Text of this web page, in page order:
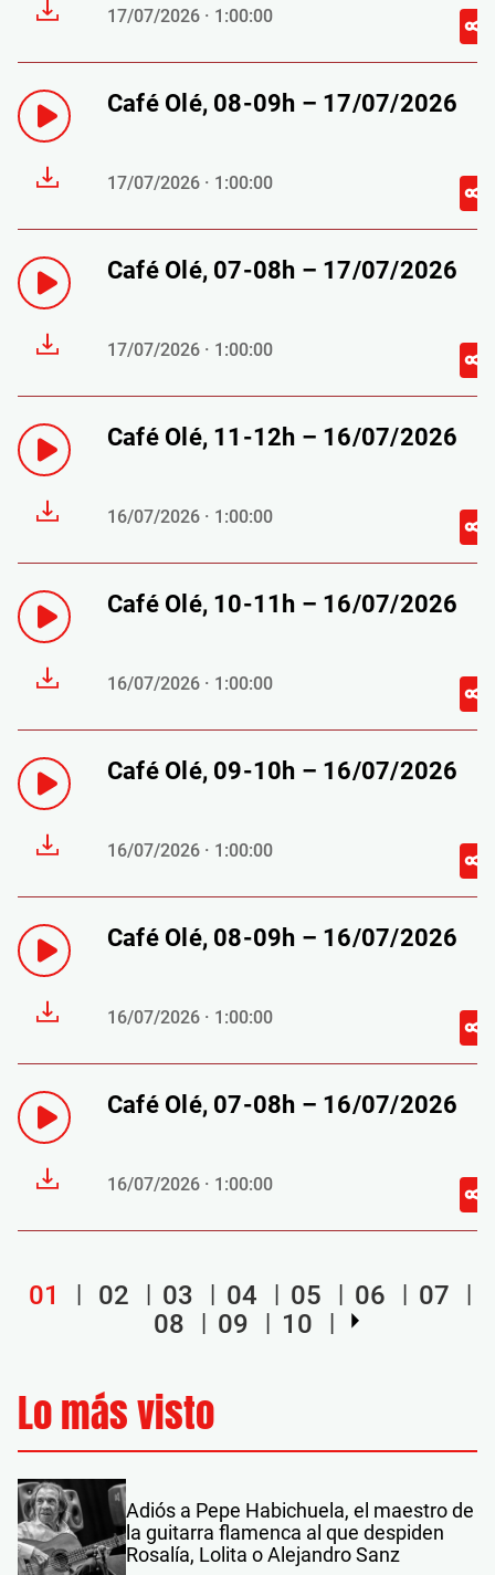
17/07/2026 · 1:00:00
Café Olé, 08-09h – 17/07/2026
17/07/2026 · 1:00:00
Café Olé, 07-08h – 17/07/2026
17/07/2026 · 1:00:00
Café Olé, 11-12h – 16/07/2026
16/07/2026 · 1:00:00
Café Olé, 10-11h – 16/07/2026
16/07/2026 · 1:00:00
Café Olé, 09-10h – 16/07/2026
16/07/2026 · 1:00:00
Café Olé, 08-09h – 16/07/2026
16/07/2026 · 1:00:00
Café Olé, 07-08h – 16/07/2026
16/07/2026 · 1:00:00
01 02 03 04 05 06
07
08
09 10
Lo más visto
Adiós a Pepe Habichuela, el maestro de
la guitarra flamenca al que despiden
Rosalía, Lolita o Alejandro Sanz